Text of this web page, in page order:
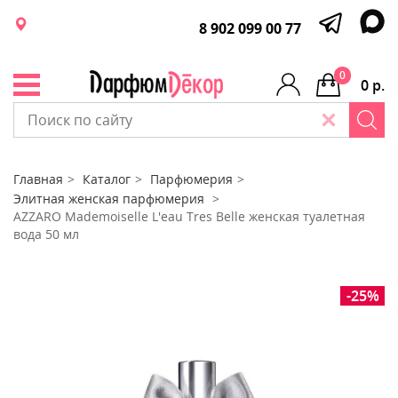
8 902 099 00 77
0 р.
0
Главная Каталог
Парфюмерия
Элитная женская парфюмерия
AZZARO Mademoiselle L'eau Tres Belle женская туалетная
вода 50 мл
-25%